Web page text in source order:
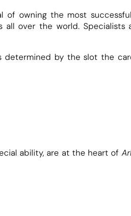
of owning the most
all over the world. Specialists
determined by the slot the
ability, are at the heart of